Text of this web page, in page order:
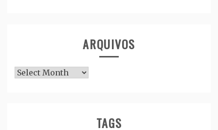
ARQUIVOS
Arquivos
TAGS